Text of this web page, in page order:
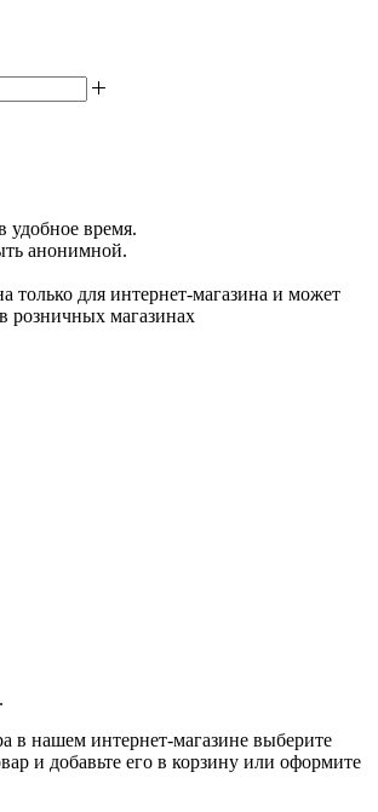
удобное время.
анонимной.
только для интернет-магазина и может
розничных магазинах
в нашем интернет-магазине выберите
и добавьте его в корзину или оформите